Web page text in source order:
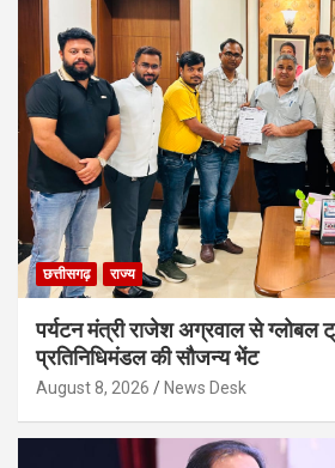
छत्तीसगढ़ राज्य
पर्यटन मंत्री राजेश अग्रवाल से ग्लोबल
प्रतिनिधिमंडल की सौजन्य भेंट
August 8, 2026 News Desk